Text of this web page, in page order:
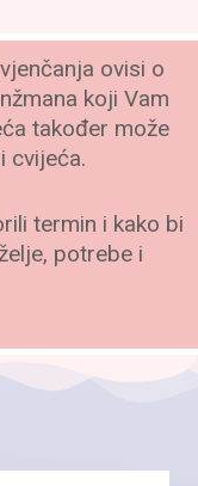
ovisi o
koji Vam
također može
cvijeća.
termin i kako bi
potrebe i